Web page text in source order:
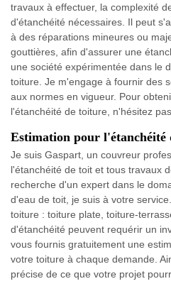
travaux à effectuer, la complexité
d'étanchéité nécessaires. Il peut
à des réparations mineures ou
gouttières, afin d'assurer une
une société expérimentée dans le
toiture. Je m'engage à fournir des
aux normes en vigueur. Pour
l'étanchéité de toiture, n'hésitez
Estimation pour l'étanchéité
Je suis Gaspart, un couvreur
l'étanchéité de toit et tous travaux
recherche d'un expert dans le
d'eau de toit, je suis à votre
toiture : toiture plate, toiture-
d'étanchéité peuvent requérir un
vous fournis gratuitement une
votre toiture à chaque demande.
précise de ce que votre projet